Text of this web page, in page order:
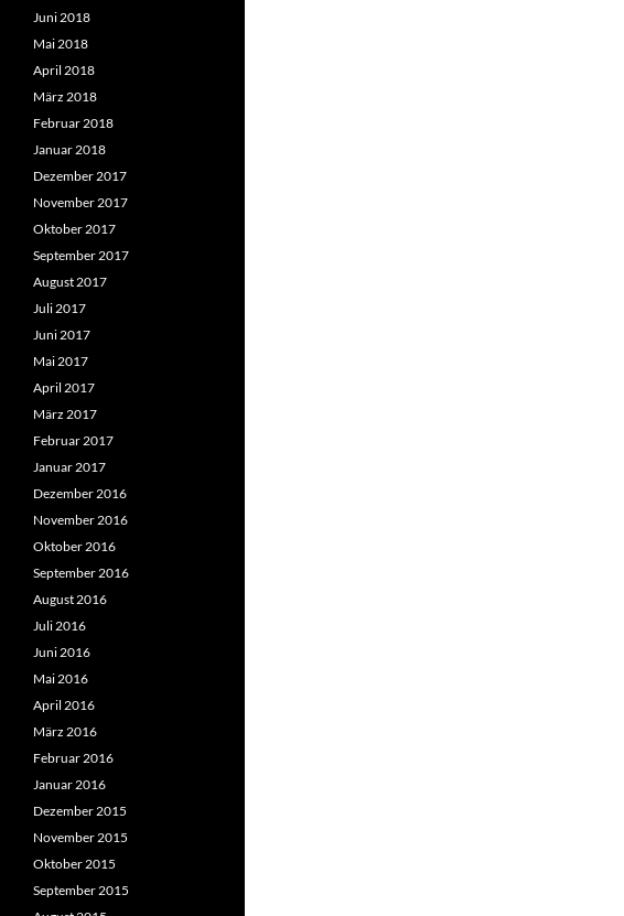
Juni 2018
Mai 2018
April 2018
März 2018
Februar 2018
Januar 2018
Dezember 2017
November 2017
Oktober 2017
September 2017
August 2017
Juli 2017
Juni 2017
Mai 2017
April 2017
März 2017
Februar 2017
Januar 2017
Dezember 2016
November 2016
Oktober 2016
September 2016
August 2016
Juli 2016
Juni 2016
Mai 2016
April 2016
März 2016
Februar 2016
Januar 2016
Dezember 2015
November 2015
Oktober 2015
September 2015